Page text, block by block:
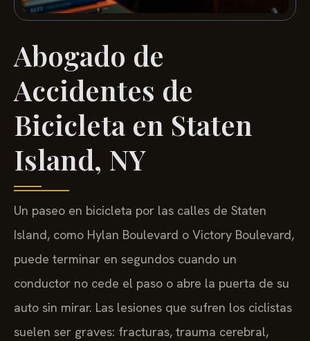
Abogado de
Accidentes de
Bicicleta en Staten
Island, NY
Un paseo en bicicleta por las calles de Staten
Island, como Hylan Boulevard o Victory Boulevard,
puede terminar en segundos cuando un
conductor no cede el paso o abre la puerta de su
auto sin mirar. Las lesiones que sufren los ciclistas
suelen ser graves: fracturas, trauma cerebral,